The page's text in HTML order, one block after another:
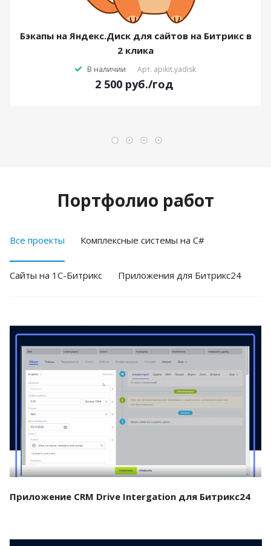
Бэкапы на Яндекс.Диск для сайтов на Битрикс в
2 клика
В наличии Арт. apikit.yadisk
2 500 руб./год
Портфолио работ
Все проекты Комплексные системы на C#
Cайты на 1С-Битрикс Приложения для Битрикс24
Смотреть проект
Приложение CRM Drive Intergation для Битрикс24